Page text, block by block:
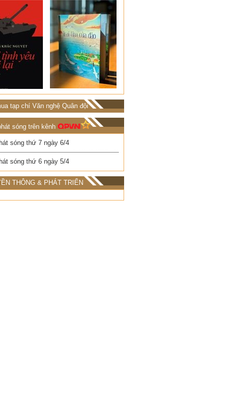
tạp chí Văn nghệ Quân đội
sóng trên kênh
sóng thứ 7 ngày 6/4
sóng thứ 6 ngày 5/4
THÔNG & PHÁT TRIỂN